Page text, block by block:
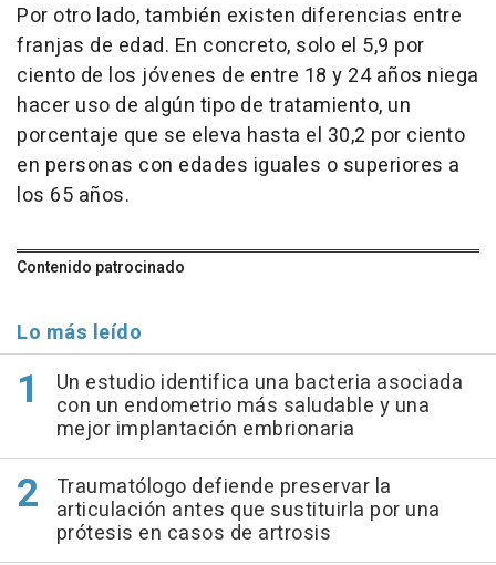
Por otro lado, también existen diferencias entre
franjas de edad. En concreto, solo el 5,9 por
ciento de los jóvenes de entre 18 y 24 años niega
hacer uso de algún tipo de tratamiento, un
porcentaje que se eleva hasta el 30,2 por ciento
en personas con edades iguales o superiores a
los 65 años.
Contenido patrocinado
Lo más leído
Un estudio identifica una bacteria asociada
con un endometrio más saludable y una
mejor implantación embrionaria
Traumatólogo defiende preservar la
articulación antes que sustituirla por una
prótesis en casos de artrosis